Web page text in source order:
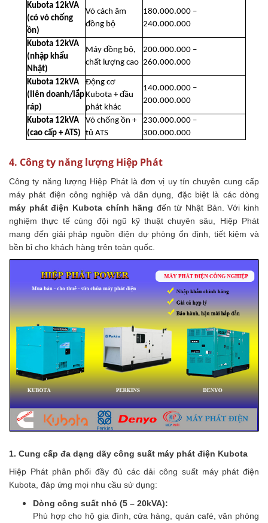
Kubota 12kVA
(có vỏ chống
ồn)
Vỏ cách âm
đồng bộ
180.000.000 –
240.000.000
Kubota 12kVA
(nhập khẩu
Nhật)
Máy đồng bộ,
chất lượng cao
200.000.000 –
260.000.000
Kubota 12kVA
(liên doanh/lắp
ráp)
Động cơ
Kubota + đầu
phát khác
140.000.000 –
200.000.000
Kubota 12kVA
(cao cấp + ATS)
Vỏ chống ồn +
tủ ATS
230.000.000 –
300.000.000
4. Công ty năng lượng Hiệp Phát
Công ty năng lượng Hiệp Phát là đơn vị uy tín chuyên cung cấp
máy phát điện công nghiệp và dân dụng, đặc biệt là các dòng
máy phát điện Kubota chính hãng đến từ Nhật Bản. Với kinh
nghiệm thực tế cùng đội ngũ kỹ thuật chuyên sâu, Hiệp Phát
mang đến giải pháp nguồn điện dự phòng ổn định, tiết kiệm và
bền bỉ cho khách hàng trên toàn quốc.
1. Cung cấp đa dạng dãy công suất máy phát điện Kubota
Hiệp Phát phân phối đầy đủ các dải công suất máy phát điện
Kubota, đáp ứng mọi nhu cầu sử dụng:
Dòng công suất nhỏ (5 – 20kVA):
Phù hợp cho hộ gia đình, cửa hàng, quán café, văn phòng